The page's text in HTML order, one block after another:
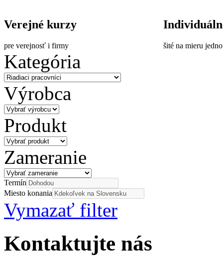
Verejné kurzy
pre verejnosť i firmy šité na mieru
Kategória
Výrobca
Produkt
Zameranie
Termín
Miesto konania
Vymazať filter
Kontaktujte nás